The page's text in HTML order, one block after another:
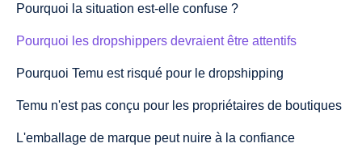
Pourquoi la situation est-elle confuse ?
Pourquoi les dropshippers devraient être attentifs
Pourquoi Temu est risqué pour le dropshipping
Temu n'est pas conçu pour les propriétaires de boutiques
L'emballage de marque peut nuire à la confiance